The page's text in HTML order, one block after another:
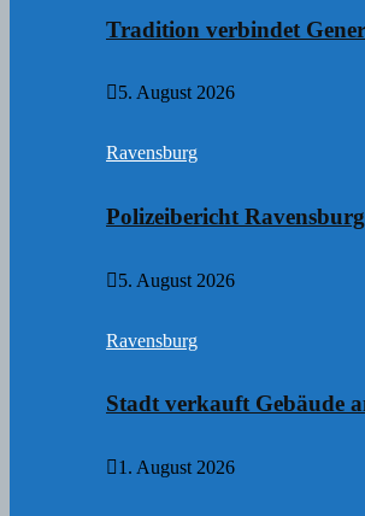
Tradition verbindet
5. August 2026
Ravensburg
Polizeibericht Ravensburg
5. August 2026
Ravensburg
Stadt verkauft Gebäude
1. August 2026